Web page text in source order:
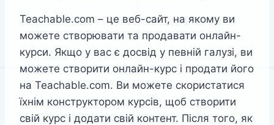
Teachable.com – це веб-сайт, на якому ви
можете створювати та продавати онлайн-
курси. Якщо у вас є досвід у певній галузі, ви
можете створити онлайн-курс і продати його
на Teachable.com. Ви можете скористатися
їхнім конструктором курсів, щоб створити
свій курс і додати свій контент. Після того, як